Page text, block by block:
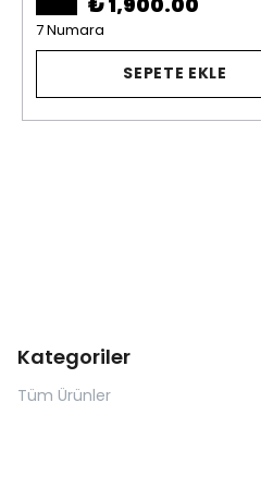
7 Numara
SEPETE EKLE
Kategoriler
Tüm Ürünler